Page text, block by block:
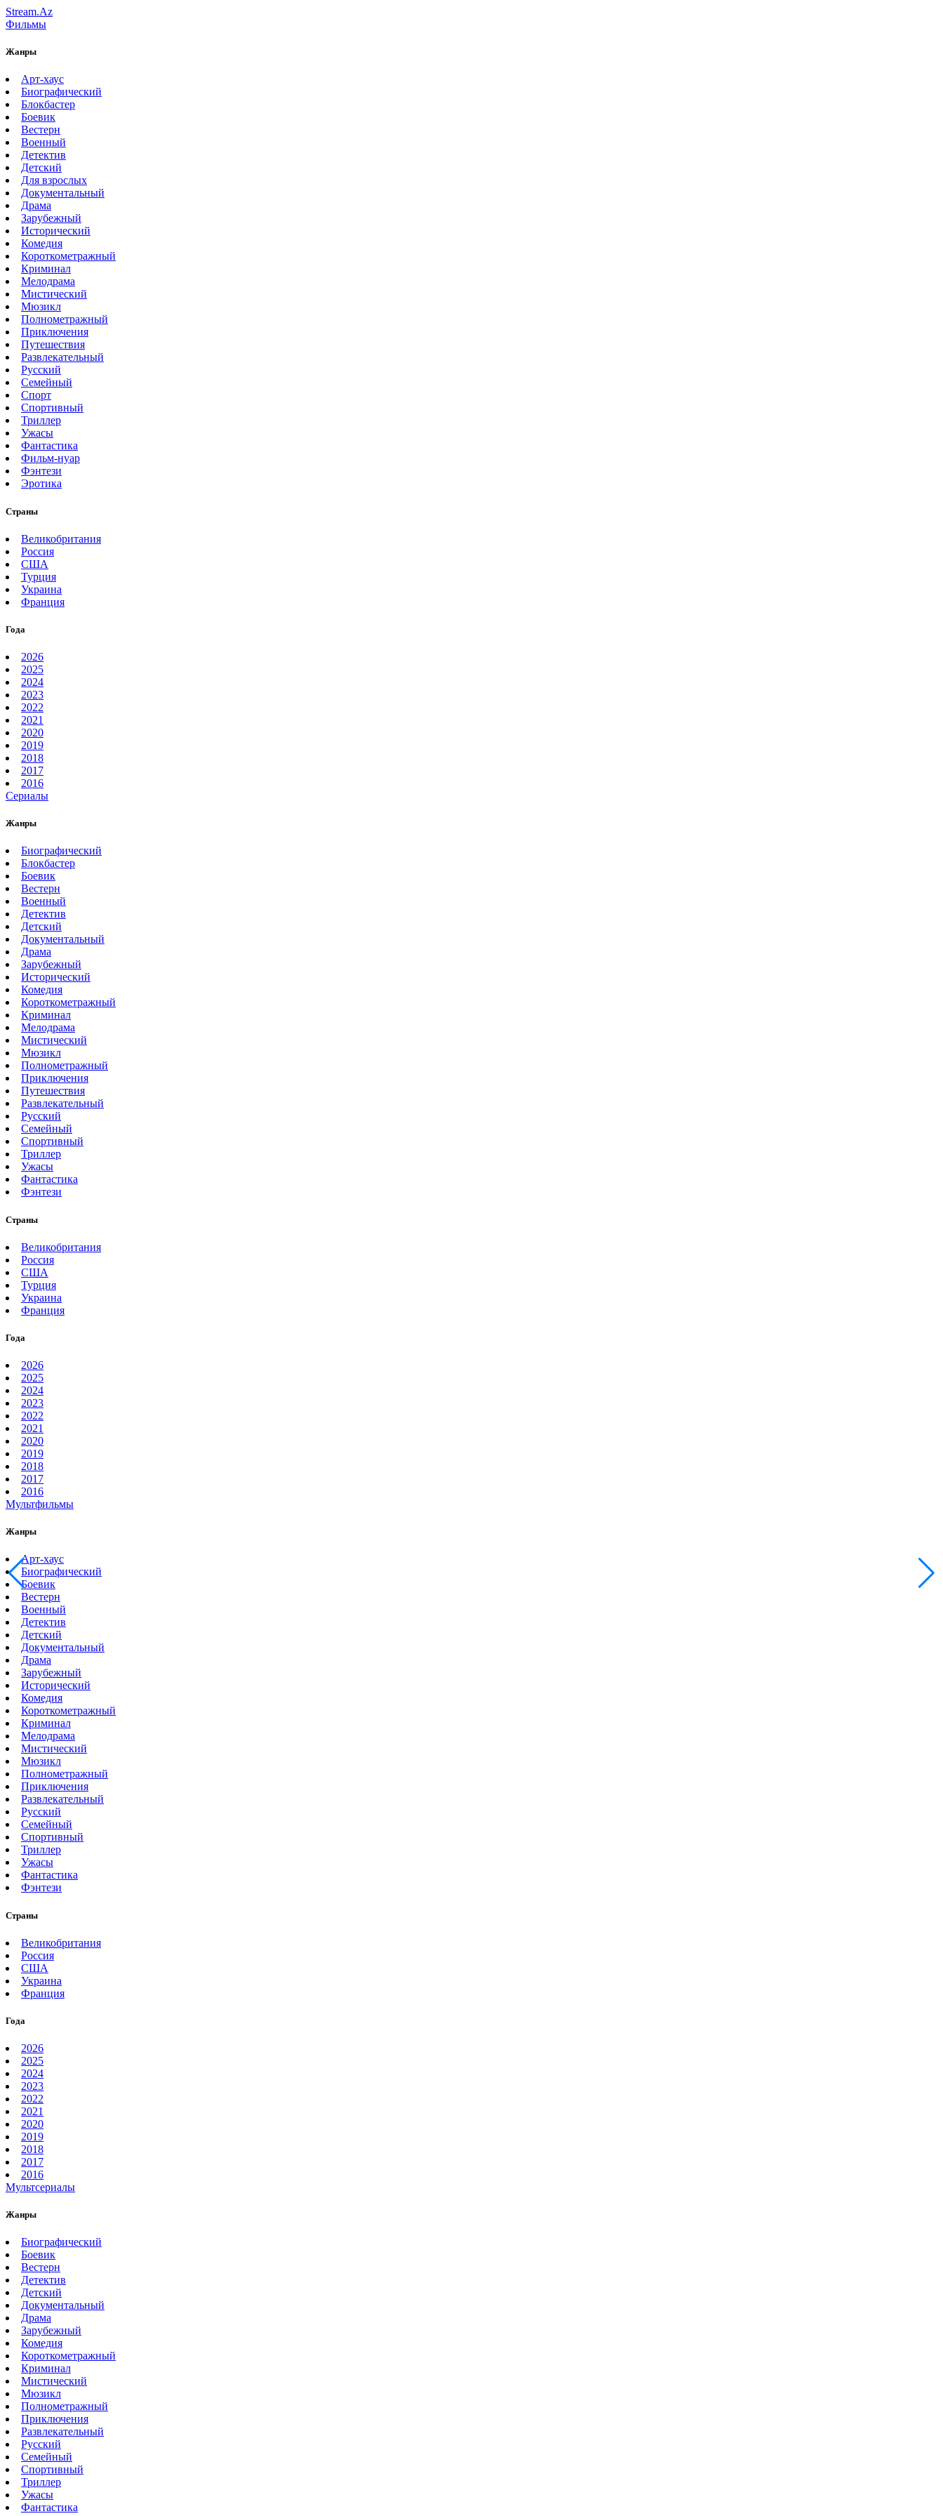
Stream.Az
Фильмы
Жанры
Арт-хаус
Биографический
Блокбастер
Боевик
Вестерн
Военный
Детектив
Детский
Для взрослых
Документальный
Драма
Зарубежный
Исторический
Комедия
Короткометражный
Криминал
Мелодрама
Мистический
Мюзикл
Полнометражный
Приключения
Путешествия
Развлекательный
Русский
Семейный
Спорт
Спортивный
Триллер
Ужасы
Фантастика
Фильм-нуар
Фэнтези
Эротика
Страны
Великобритания
Россия
США
Турция
Украина
Франция
Года
2026
2025
2024
2023
2022
2021
2020
2019
2018
2017
2016
Сериалы
Жанры
Биографический
Блокбастер
Боевик
Вестерн
Военный
Детектив
Детский
Документальный
Драма
Зарубежный
Исторический
Комедия
Короткометражный
Криминал
Мелодрама
Мистический
Мюзикл
Полнометражный
Приключения
Путешествия
Развлекательный
Русский
Семейный
Спортивный
Триллер
Ужасы
Фантастика
Фэнтези
Страны
Великобритания
Россия
США
Турция
Украина
Франция
Года
2026
2025
2024
2023
2022
2021
2020
2019
2018
2017
2016
Мультфильмы
Жанры
Арт-хаус
Биографический
Боевик
Вестерн
Военный
Детектив
Детский
Документальный
Драма
Зарубежный
Исторический
Комедия
Короткометражный
Криминал
Мелодрама
Мистический
Мюзикл
Полнометражный
Приключения
Развлекательный
Русский
Семейный
Спортивный
Триллер
Ужасы
Фантастика
Фэнтези
Страны
Великобритания
Россия
США
Украина
Франция
Года
2026
2025
2024
2023
2022
2021
2020
2019
2018
2017
2016
Мультсериалы
Жанры
Биографический
Боевик
Вестерн
Детектив
Детский
Документальный
Драма
Зарубежный
Комедия
Короткометражный
Криминал
Мистический
Мюзикл
Полнометражный
Приключения
Развлекательный
Русский
Семейный
Спортивный
Триллер
Ужасы
Фантастика